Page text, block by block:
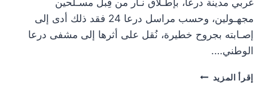
غربي مدينة درعا، بإطـلاق نـار من قِبل مسـلحين
مجهـولين، وحسب مراسل درعا 24 فقد ذلك أدى إلى
إصـابته بجروح خطيرة، نُقل على أثرها إلى مشفى درعا
الوطني….
إقرأ المزيد استهداف